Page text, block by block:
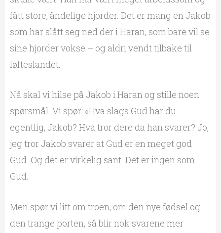
fått store, åndelige hjorder. Det er mang en Jakob
som har slått seg ned der i Haran, som bare vil se
sine hjorder vokse – og aldri vendt tilbake til
løfteslandet.
Nå skal vi hilse på Jakob i Haran og stille noen
spørsmål. Vi spør: «Hva slags Gud har du
egentlig, Jakob? Hva tror dere da han svarer? Jo,
jeg tror Jakob svarer at Gud er en meget god
Gud. Og det er virkelig sant. Det er ingen som
Gud.
Men spør vi litt om troen, om den nye fødsel og
den trange porten, så blir nok svarene mer